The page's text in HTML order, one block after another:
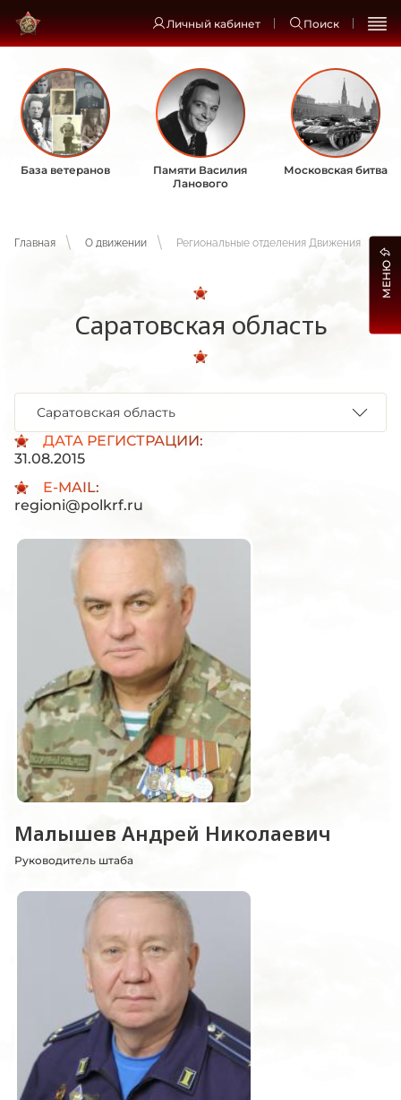
Личный кабинет Поиск
База ветеранов
Памяти Василия
Ланового
Московская битва
Главная О движении Региональные отделения Движения
Саратовская область
ДАТА РЕГИСТРАЦИИ:
31.08.2015
E-MAIL:
regioni@polkrf.ru
Саратовская область
Малышев Андрей Николаевич
Руководитель штаба
МЕНЮ